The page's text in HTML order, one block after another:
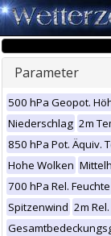
Parameter
500 hPa Geopot.
Niederschlag 2m
850 hPa Pot. Äquiv.
Hohe Wolken
700 hPa Rel. Feuchte
Spitzenwind 2m